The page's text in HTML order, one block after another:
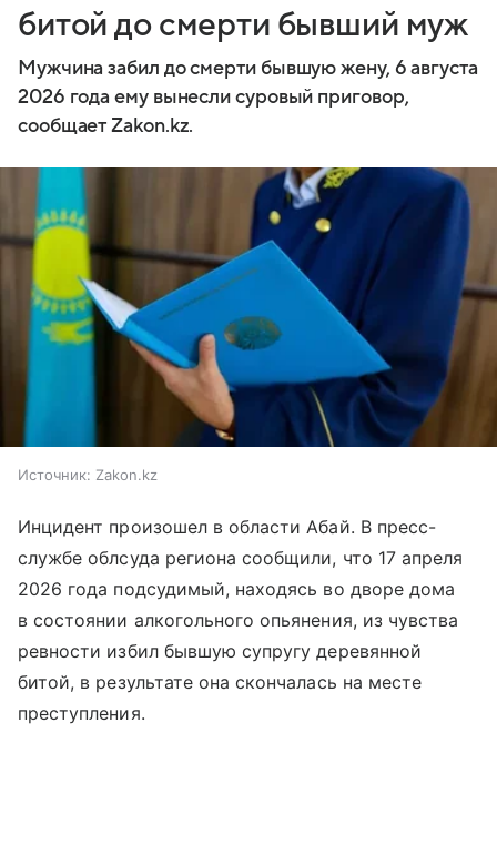
битой до смерти бывший муж
Мужчина забил до смерти бывшую жену, 6 августа
2026 года ему вынесли суровый приговор,
сообщает Zakon.kz.
Источник: Zakon.kz
Инцидент произошел в области Абай. В пресс-
службе облсуда региона сообщили, что 17 апреля
2026 года подсудимый, находясь во дворе дома
в состоянии алкогольного опьянения, из чувства
ревности избил бывшую супругу деревянной
битой, в результате она скончалась на месте
преступления.